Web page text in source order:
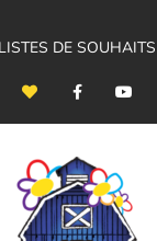
LISTES DE SOUHAITS
e
r
a
c
e
o
o
k
-
f
o
t